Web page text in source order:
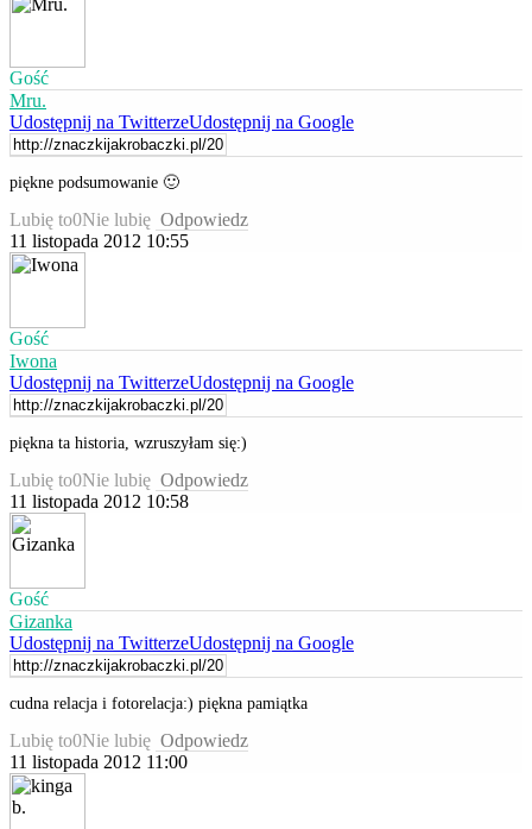
Gość
Mru.
Udostępnij na TwitterzeUdostępnij na Google
piękne podsumowanie 🙂
Lubię to0Nie lubię Odpowiedz
11 listopada 2012 10:55
Gość
Iwona
Udostępnij na TwitterzeUdostępnij na Google
piękna ta historia, wzruszyłam się:)
Lubię to0Nie lubię Odpowiedz
11 listopada 2012 10:58
Gość
Gizanka
Udostępnij na TwitterzeUdostępnij na Google
cudna relacja i fotorelacja:) piękna pamiątka
Lubię to0Nie lubię Odpowiedz
11 listopada 2012 11:00